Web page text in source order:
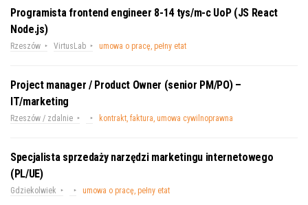
Programista frontend engineer 8-14 tys/m-c UoP (JS React
Node.js)
Rzeszów VirtusLab umowa o pracę, pełny etat
Project manager / Product Owner (senior PM/PO) –
IT/marketing
Rzeszów / zdalnie kontrakt, faktura, umowa cywilnoprawna
Specjalista sprzedaży narzędzi marketingu internetowego
(PL/UE)
Gdziekolwiek umowa o pracę, pełny etat